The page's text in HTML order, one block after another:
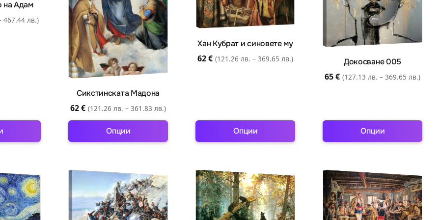
may
be
chosen
on
the
product
may
be
on
the
may
be
chosen
on
product
page
на Адам
467.44 лв.)
Сикстинската Мадона
62€ (121.26 лв. – 361.83 лв.)
Опции
This
has
multiple
variants.
The
Хан Кубрат и синовете му
62€ (121.26 лв. – 369.65 лв.)
Опции
This
has
multiple
variants.
The
Докосване 005
65€ (127.13 лв. – 369.65 лв.)
Опции
This
has
multiple
variants.
The